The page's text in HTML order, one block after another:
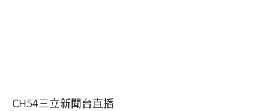
CH54三立新聞台直播